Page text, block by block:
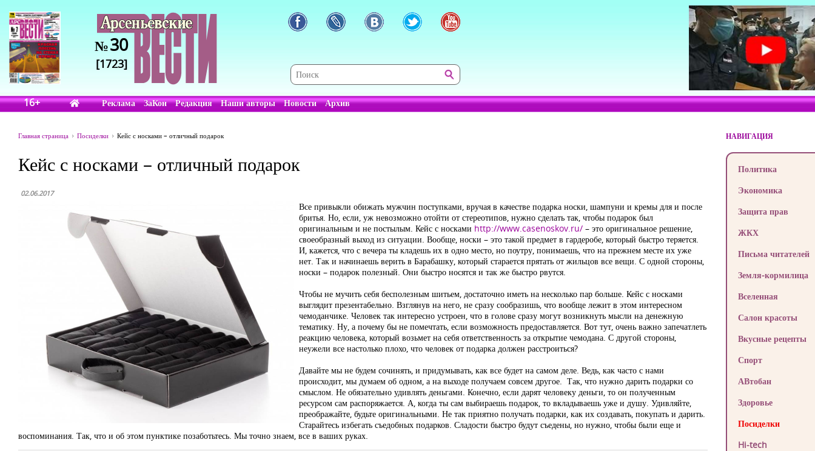
№30
[1723]
16+ Реклама ЗаКон Редакция Наши авторы Новости Архив
Главная страница Посиделки Кейс с носками – отличный подарок
Кейс с носками – отличный подарок
02.06.2017
Все привыкли обижать мужчин поступками, вручая в качестве подарка носки, шампуни и кремы для и после
бритья. Но, если, уж невозможно отойти от стереотипов, нужно сделать так, чтобы подарок был
оригинальным и не постылым. Кейс с носками http://www.casenoskov.ru/– это оригинальное решение,
своеобразный выход из ситуации. Вообще, носки – это такой предмет в гардеробе, который быстро теряется.
И, кажется, что с вечера ты кладешь их в одно место, но поутру, понимаешь, что на прежнем месте их уже
нет. Так и начинаешь верить в Барабашку, который старается прятать от жильцов все вещи. С одной стороны,
носки – подарок полезный. Они быстро носятся и так же быстро рвутся.
Чтобы не мучить себя бесполезным шитьем, достаточно иметь на несколько пар больше. Кейс с носками
выглядит презентабельно. Взглянув на него, не сразу сообразишь, что вообще лежит в этом интересном
чемоданчике. Человек так интересно устроен, что в голове сразу могут возникнуть мысли на денежную
тематику. Ну, а почему бы не помечтать, если возможность предоставляется. Вот тут, очень важно запечатлеть
реакцию человека, который возьмет на себя ответственность за открытие чемодана. С другой стороны,
неужели все настолько плохо, что человек от подарка должен расстроиться?
Давайте мы не будем сочинять, и придумывать, как все будет на самом деле. Ведь, как часто с нами
происходит, мы думаем об одном, а на выходе получаем совсем другое. Так, что нужно дарить подарки со
смыслом. Не обязательно удивлять деньгами. Конечно, если дарят человеку деньги, то он полученным
ресурсом сам распоряжается. А, когда ты сам выбираешь подарок, то вкладываешь уже и душу. Удивляйте,
преображайте, будьте оригинальными. Не так приятно получать подарки, как их создавать, покупать и дарить.
Старайтесь избегать съедобных подарков. Сладости быстро будут съедены, но нужно, чтобы были еще и
воспоминания. Так, что и об этом пунктике позаботьтесь. Мы точно знаем, все в ваших руках.
НАВИГАЦИЯ
Политика
Экономика
Защита прав
ЖКХ
Письма читателей
Земля-кормилица
Вселенная
Салон красоты
Вкусные рецепты
Спорт
АВтобан
Здоровье
Посиделки
Hi-tech